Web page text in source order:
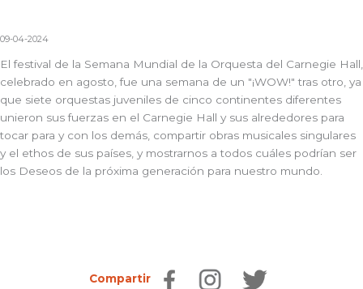
09-04-2024
El festival de la Semana Mundial de la Orquesta del Carnegie Hall,
celebrado en agosto, fue una semana de un "¡WOW!" tras otro, ya
que siete orquestas juveniles de cinco continentes diferentes
unieron sus fuerzas en el Carnegie Hall y sus alrededores para
tocar para y con los demás, compartir obras musicales singulares
y el ethos de sus países, y mostrarnos a todos cuáles podrían ser
los Deseos de la próxima generación para nuestro mundo.
Compartir